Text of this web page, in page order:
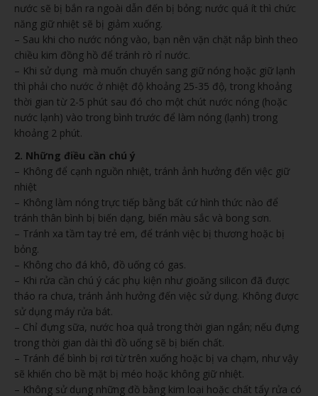
nước sẽ bị bắn ra ngoài dẫn đến bị bỏng; nước quá ít thì chức
năng giữ nhiệt sẽ bị giảm xuống.
– Sau khi cho nước nóng vào, bạn nên vặn chặt nắp bình theo
chiều kim đồng hồ để tránh rò rỉ nước.
– Khi sử dụng mà muốn chuyển sang giữ nóng hoặc giữ lạnh
thì phải cho nước ở nhiệt độ khoảng 25-35 độ, trong khoảng
thời gian từ 2-5 phút sau đó cho một chút nước nóng (hoặc
nước lạnh) vào trong bình trước để làm nóng (lạnh) trong
khoảng 2 phút.
2. Những điều cần chú ý
– Không để cạnh nguồn nhiệt, tránh ảnh hưởng đến việc giữ
nhiệt
– Không làm nóng trực tiếp bằng bất cứ hình thức nào để
tránh thân bình bị biến dạng, biến màu sắc và bong sơn.
– Tránh xa tầm tay trẻ em, để tránh việc bị thương hoặc bị
bỏng.
– Không cho đá khô, đồ uống có gas.
– Khi rửa cần chú ý các phụ kiện như gioăng silicon đã được
tháo ra chưa, tránh ảnh hưởng đến việc sử dụng. Không được
sử dụng máy rửa bát.
– Chỉ đựng sữa, nước hoa quả trong thời gian ngắn; nếu đựng
trong thời gian dài thì đồ uống sẽ bị biến chất.
– Tránh để bình bị rơi từ trên xuống hoặc bị va chạm, như vậy
sẽ khiến cho bề mặt bị méo hoặc không giữ nhiệt.
– Không sử dụng những đồ bằng kim loại hoặc chất tẩy rửa có